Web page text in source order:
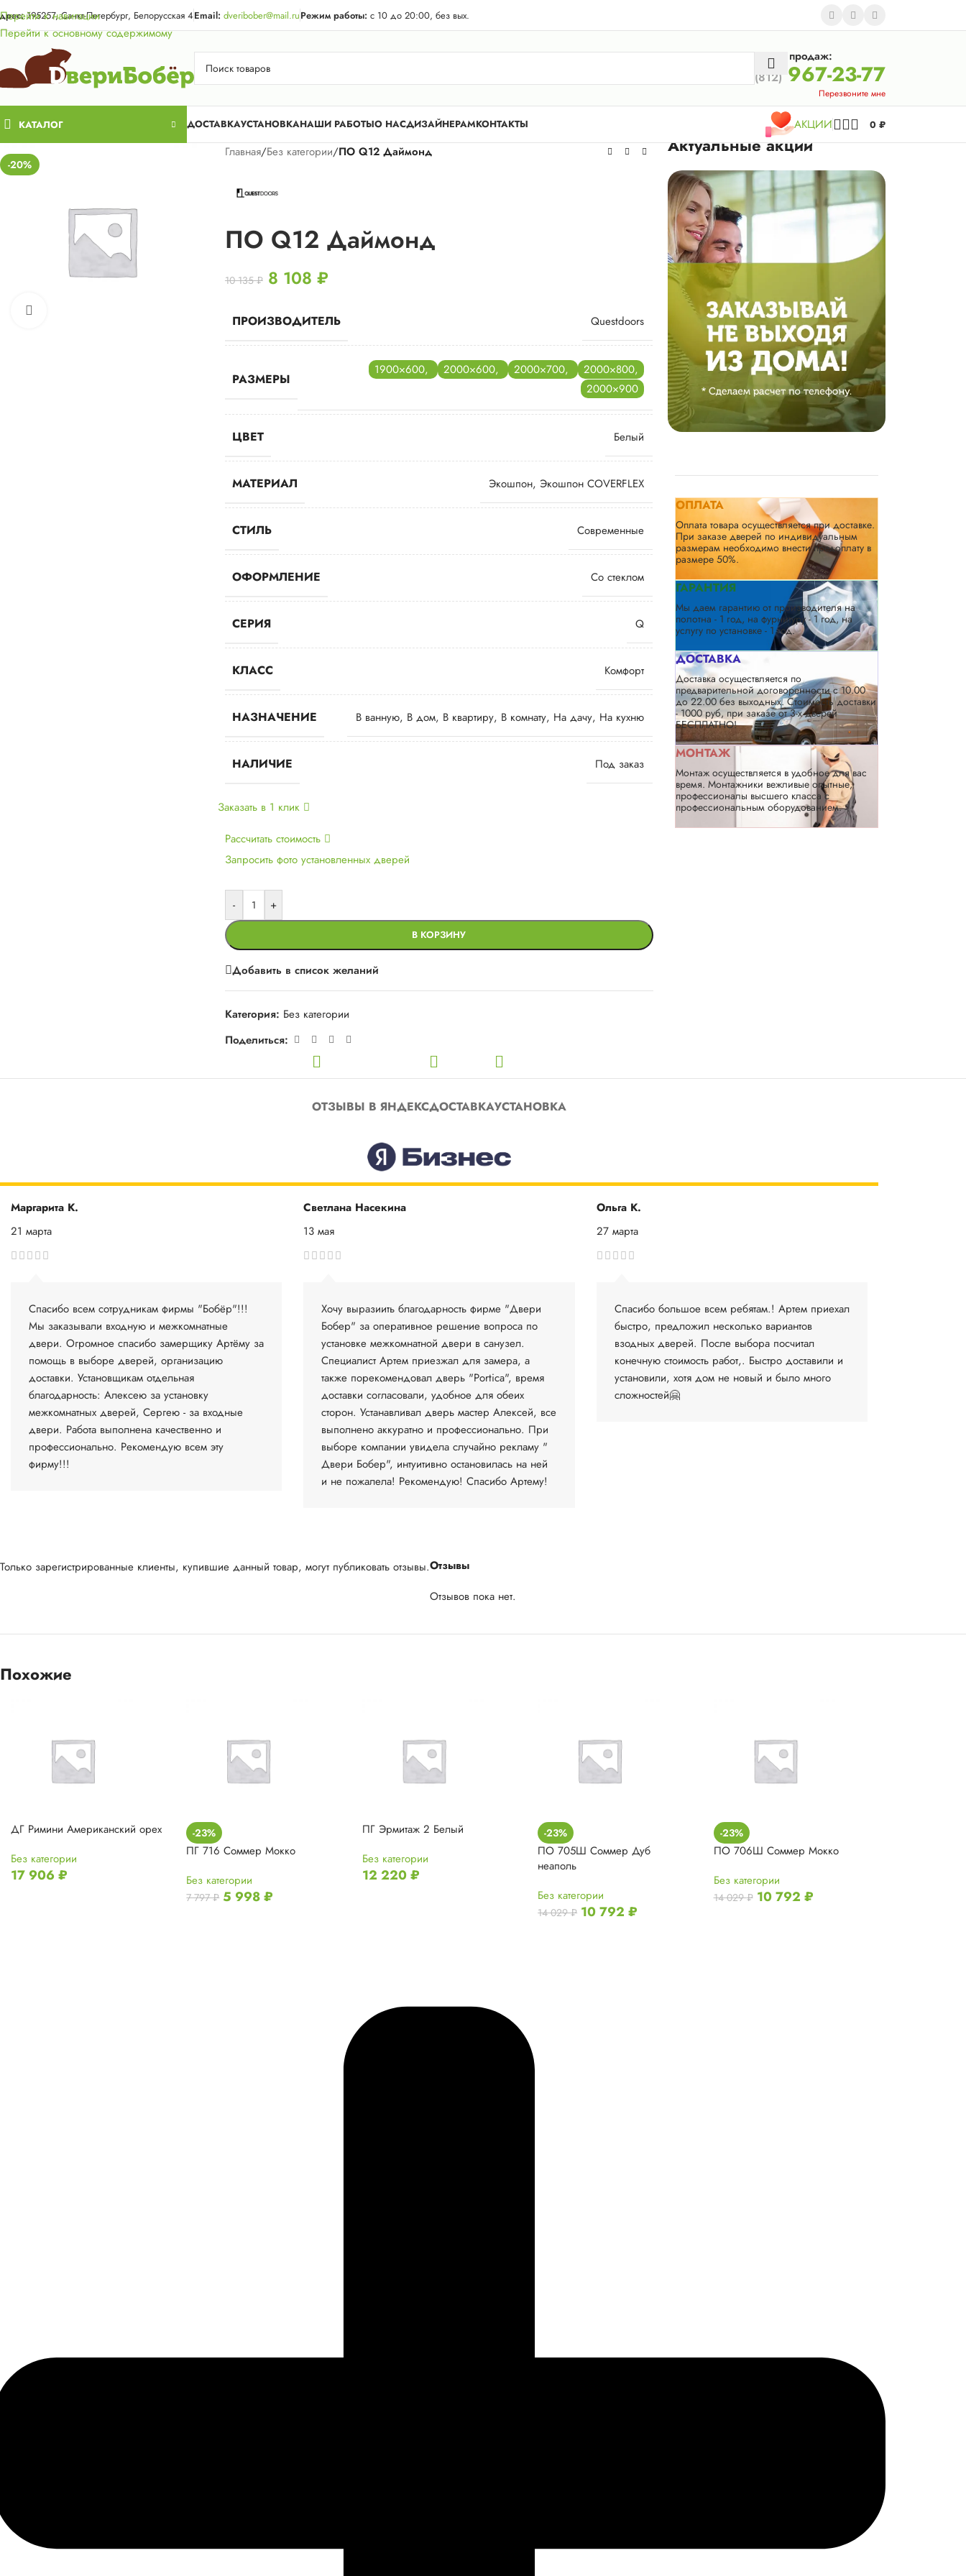
Перейти к навигации
Перейти к основному содержимому
Акция для жителей Лен. области! Бесплатная доставка в 50 км. от КАД.
195257, Санкт-Петербург, Белорусская 4Email: dveribober@mail.ruРежим работы: с 10 до 20:00, без вых.
Отдел продаж:
(812) 967-23-77
Перезвоните мне
КАТАЛОГ ДОСТАВКАУСТАНОВКАНАШИ РАБОТЫО НАСДИЗАЙНЕРАМКОНТАКТЫ АКЦИИ 0 ₽
-20%
Главная/Без категории/ПО Q12 Даймонд
ПО Q12 Даймонд
10 135₽ 8 108 ₽
ПРОИЗВОДИТЕЛЬ Questdoors
РАЗМЕРЫ
1900×600, 2000×600, 2000×700, 2000×800,
2000×900
ЦВЕТ Белый
МАТЕРИАЛ Экошпон, Экошпон COVERFLEX
СТИЛЬ Современные
ОФОРМЛЕНИЕ Со стеклом
СЕРИЯ Q
КЛАСС Комфорт
НАЗНАЧЕНИЕ В ванную, В дом, В квартиру, В комнату, На дачу, На кухню
НАЛИЧИЕ Под заказ
Заказать в 1 клик
Рассчитать стоимость
Запросить фото установленных дверей
- +
В КОРЗИНУ
Добавить в список желаний
Категория: Без категории
Поделиться:
Актуальные акции
ОПЛАТА
Оплата товара осуществляется при доставке.
При заказе дверей по индивидуальным
размерам необходимо внести предоплату в
размере 50%.
ГАРАНТИЯ
Мы даем гарантию от производителя на
полотна - 1 год, на фурнитуру - 1 год, на
услугу по установке - 1 год.
ДОСТАВКА
Доставка осуществляется по
предварительной договоренности с 10.00
до 22.00 без выходных. Стоимость доставки
- 1000 руб, при заказе от 3-х дверей
БЕСПЛАТНО!
МОНТАЖ
Монтаж осуществляется в удобное для вас
время. Монтажники вежливые опытные,
профессионалы высшего класса с
профессиональным оборудованием.
ОТЗЫВЫ В ЯНДЕКСДОСТАВКАУСТАНОВКА
Маргарита К.
21 марта
Спасибо всем сотрудникам фирмы "Бобёр"!!!
Мы заказывали входную и межкомнатные
двери. Огромное спасибо замерщику Артёму за
помощь в выборе дверей, организацию
доставки. Установщикам отдельная
благодарность: Алексею за установку
межкомнатных дверей, Сергею - за входные
двери. Работа выполнена качественно и
профессионально. Рекомендую всем эту
фирму!!!
Светлана Насекина
13 мая
Хочу выразиить благодарность фирме "Двери
Бобер" за оперативное решение вопроса по
установке межкомнатной двери в санузел.
Специалист Артем приезжал для замера, а
также порекомендовал дверь "Portica", время
доставки согласовали, удобное для обеих
сторон. Устанавливал дверь мастер Алексей, все
выполнено аккуратно и профессионально. При
выборе компании увидела случайно рекламу "
Двери Бобер", интуитивно остановилась на ней
и не пожалела! Рекомендую! Спасибо Артему!
Ольга К.
27 марта
Спасибо большое всем ребятам.! Артем приехал
быстро, предложил несколько вариантов
взодных дверей. После выбора посчитал
конечную стоимость работ,. Быстро доставили и
установили, хотя дом не новый и было много
сложностей🤗
Отзывы
Отзывов пока нет.
Только зарегистрированные клиенты, купившие данный товар, могут публиковать отзывы.
Похожие
ДГ Римини Американский орех
Без категории
17 906 ₽
-23%
ПГ 716 Соммер Мокко
Без категории
7 797₽ 5 998₽
ПГ Эрмитаж 2 Белый
Без категории
12 220₽
-23%
ПО 705Ш Соммер Дуб
неаполь
Без категории
14 029₽ 10 792₽
-23%
ПО 706Ш Соммер Мокко
Без категории
14 029₽ 10 792 ₽